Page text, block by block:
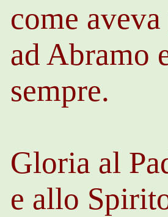
come
ad Abramo
sempre.
Gloria al
e allo